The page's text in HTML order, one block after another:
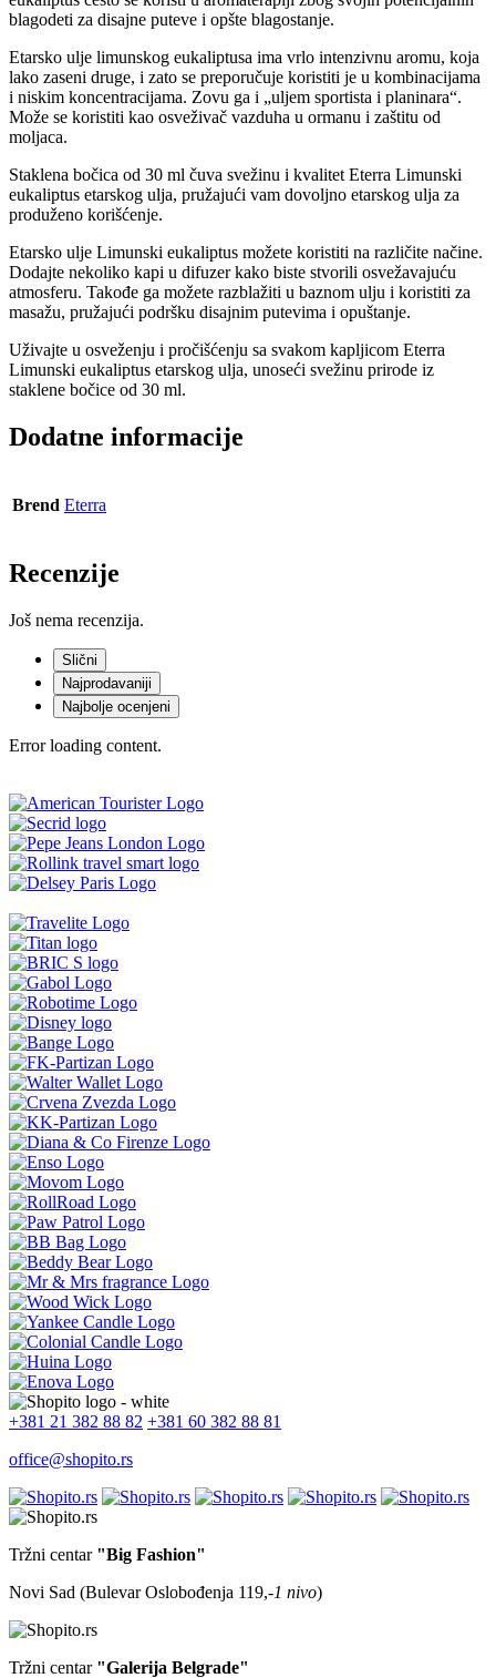
blagodeti za disajne puteve i opšte blagostanje.
Etarsko ulje limunskog eukaliptusa ima vrlo intenzivnu aromu, koja
lako zaseni druge, i zato se preporučuje koristiti je u kombinacijama
i niskim koncentracijama. Zovu ga i „uljem sportista i planinara“.
Može se koristiti kao osveživač vazduha u ormanu i zaštitu od
moljaca.
Staklena bočica od 30 ml čuva svežinu i kvalitet Eterra Limunski
eukaliptus etarskog ulja, pružajući vam dovoljno etarskog ulja za
produženo korišćenje.
Etarsko ulje Limunski eukaliptus možete koristiti na različite načine.
Dodajte nekoliko kapi u difuzer kako biste stvorili osvežavajuću
atmosferu. Takođe ga možete razblažiti u baznom ulju i koristiti za
masažu, pružajući podršku disajnim putevima i opuštanje.
Uživajte u osveženju i pročišćenju sa svakom kapljicom Eterra
Limunski eukaliptus etarskog ulja, unoseći svežinu prirode iz
staklene bočice od 30 ml.
Dodatne informacije
Brend Eterra
Recenzije
Još nema recenzija.
Slični
Najprodavaniji
Najbolje ocenjeni
Error loading content.
+381 21 382 88 82 +381 60 382 88 81
office@shopito.rs
Tržni centar "Big Fashion"
Novi Sad (Bulevar Oslobođenja 119,-1 nivo)
Tržni centar "Galerija Belgrade"